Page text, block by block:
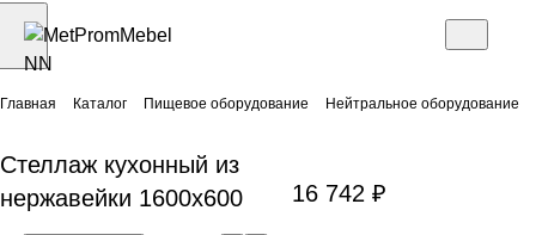
Главная Каталог Пищевое оборудование Нейтральное оборудование
Стеллаж кухонный из
нержавейки 1600x600
16 742 ₽